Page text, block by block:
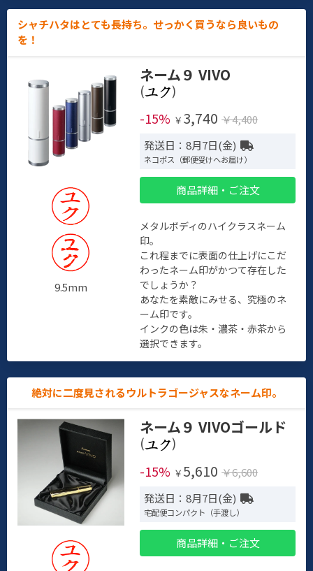
シャチハタはとても長持ち。せっかく買うなら良いもの
を！
9.5mm
ネーム９ VIVO
(
)
-15% ￥ 3,740 ￥4,400
発送日：8月7日(金)
ネコポス（郵便受けへお届け）
商品詳細・ご注文
メタルボディのハイクラスネーム
印。
これ程までに表面の仕上げにこだ
わったネーム印がかつて存在した
でしょうか？
あなたを素敵にみせる、究極のネ
ーム印です。
インクの色は朱・濃茶・赤茶から
選択できます。
絶対に二度見されるウルトラゴージャスなネーム印。
ネーム９ VIVOゴールド
(
)
-15% ￥ 5,610 ￥6,600
発送日：8月7日(金)
宅配便コンパクト（手渡し）
商品詳細・ご注文